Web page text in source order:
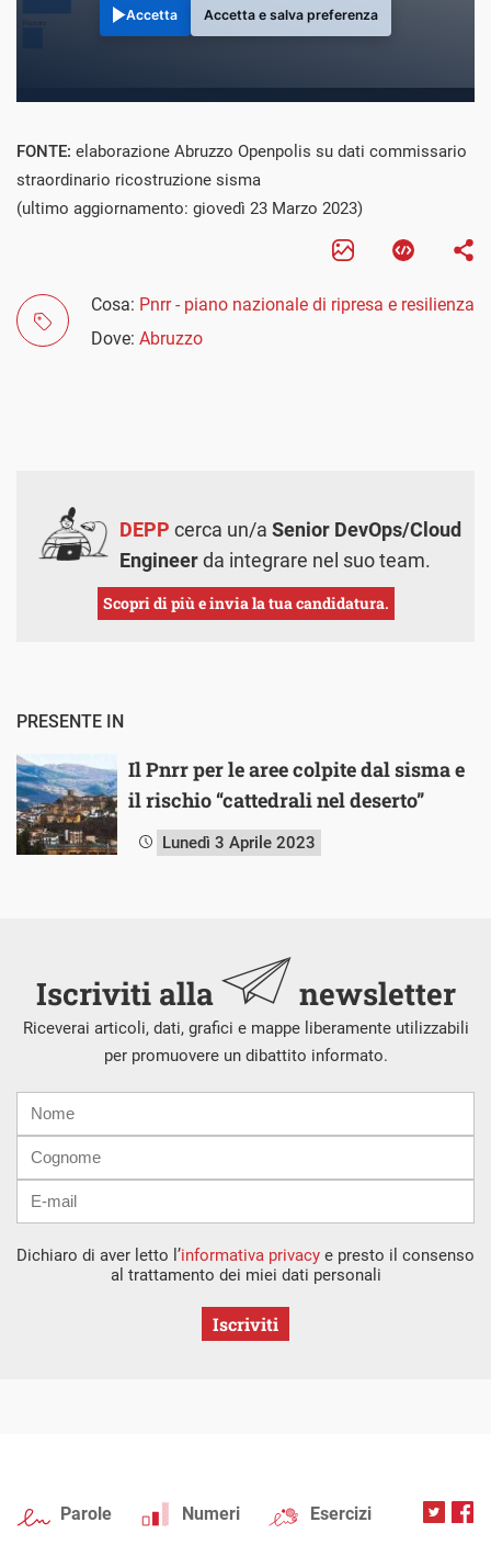
Accetta Accetta e salva preferenza
FONTE: elaborazione Abruzzo Openpolis su dati commissario
straordinario ricostruzione sisma
(ultimo aggiornamento: giovedì 23 Marzo 2023)
Cosa: Pnrr - piano nazionale di ripresa e resilienza
Dove: Abruzzo
DEPP cerca un/a Senior DevOps/Cloud
Engineerda integrare nel suo team.
Scopri di più e invia la tua candidatura.
PRESENTE IN
Il Pnrr per le aree colpite dal sisma e
il rischio “cattedrali nel deserto”
Lunedì 3 Aprile 2023
Iscriviti alla newsletter
Riceverai articoli, dati, grafici e mappe liberamente utilizzabili
per promuovere un dibattito informato.
mail
Dichiaro di aver letto l’informativa privacy e presto il consenso
al trattamento dei miei dati personali
Iscriviti
Parole Numeri Esercizi